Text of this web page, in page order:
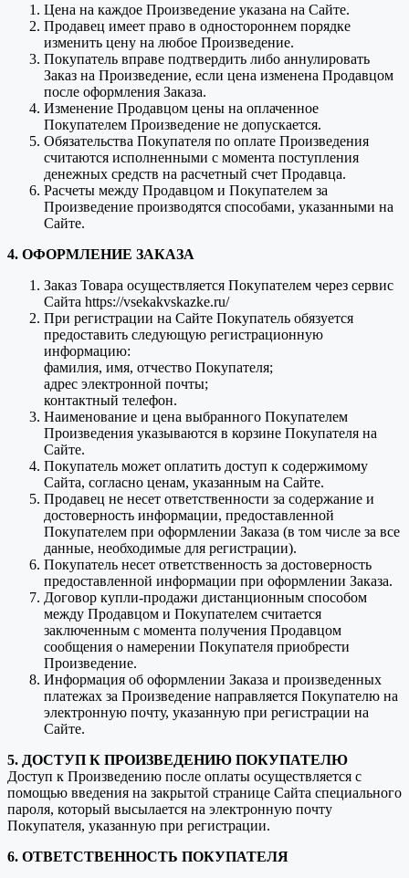
Цена на каждое Произведение указана на Сайте.
Продавец имеет право в одностороннем порядке
изменить цену на любое Произведение.
Покупатель вправе подтвердить либо аннулировать
Заказ на Произведение, если цена изменена Продавцом
после оформления Заказа.
Изменение Продавцом цены на оплаченное
Покупателем Произведение не допускается.
Обязательства Покупателя по оплате Произведения
считаются исполненными с момента поступления
денежных средств на расчетный счет Продавца.
Расчеты между Продавцом и Покупателем за
Произведение производятся способами, указанными на
Сайте.
4. ОФОРМЛЕНИЕ ЗАКАЗА
Заказ Товара осуществляется Покупателем через сервис
Сайта https://vsekakvskazke.ru/
При регистрации на Сайте Покупатель обязуется
предоставить следующую регистрационную
информацию:
фамилия, имя, отчество Покупателя;
адрес электронной почты;
контактный телефон.
Наименование и цена выбранного Покупателем
Произведения указываются в корзине Покупателя на
Сайте.
Покупатель может оплатить доступ к содержимому
Сайта, согласно ценам, указанным на Сайте.
Продавец не несет ответственности за содержание и
достоверность информации, предоставленной
Покупателем при оформлении Заказа (в том числе за все
данные, необходимые для регистрации).
Покупатель несет ответственность за достоверность
предоставленной информации при оформлении Заказа.
Договор купли-продажи дистанционным способом
между Продавцом и Покупателем считается
заключенным с момента получения Продавцом
сообщения о намерении Покупателя приобрести
Произведение.
Информация об оформлении Заказа и произведенных
платежах за Произведение направляется Покупателю на
электронную почту, указанную при регистрации на
Сайте.
5. ДОСТУП К ПРОИЗВЕДЕНИЮ ПОКУПАТЕЛЮ
Доступ к Произведению после оплаты осуществляется с
помощью введения на закрытой странице Сайта специального
пароля, который высылается на электронную почту
Покупателя, указанную при регистрации.
6. ОТВЕТСТВЕННОСТЬ ПОКУПАТЕЛЯ